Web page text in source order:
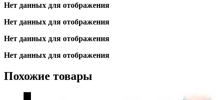
Нет данных для отображения
Нет данных для отображения
Нет данных для отображения
Нет данных для отображения
Похожие товары